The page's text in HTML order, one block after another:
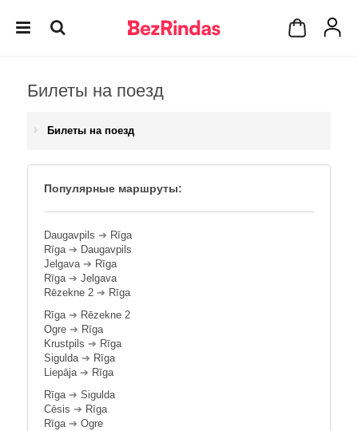
Билеты на поезд
Билеты на поезд
Популярные маршруты:
Daugavpils ➔ Rīga
Rīga➔ Daugavpils
Jelgava➔ Rīga
Rīga➔ Jelgava
Rēzekne 2 ➔ Rīga
Rīga➔ Rēzekne 2
Ogre ➔ Rīga
Krustpils ➔ Rīga
Sigulda➔ Rīga
Liepāja➔ Rīga
Rīga➔ Sigulda
Cēsis ➔ Rīga
Rīga➔ Ogre